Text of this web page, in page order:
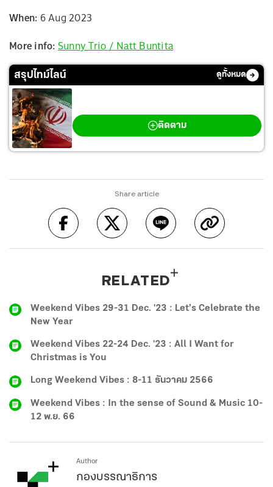
When: 6 Aug 2023
More info:Sunny Trio / Natt Buntita
สรุปไทม์ไลน์ ดูทั้งหมด
ติดตาม
Share article
RELATED
Weekend Vibes 29-31 Dec. '23 : Let’s Celebrate the
New Year
Weekend Vibes 22-24 Dec. '23 : All I Want for
Christmas is You
Long Weekend Vibes : 8-11 ธันวาคม 2566
Weekend Vibes : In the sense of Sound & Music 10-
12 พ.ย. 66
Author
กองบรรณาธิการ